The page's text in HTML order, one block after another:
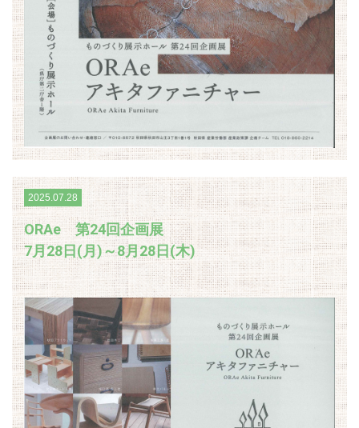
2025.07.28
ORAe 第24回企画展
7月28日(月)～8月28日(木)